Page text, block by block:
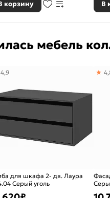
корзину В
мебель
для шкафа 2- дв. Лаура
Серый уголь
4,9